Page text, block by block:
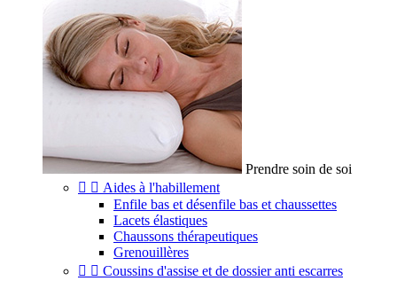
Prendre soin de soi
  Aides à l'habillement
Enfile bas et désenfile bas et chaussettes
Lacets élastiques
Chaussons thérapeutiques
Grenouillères
  Coussins d'assise et de dossier anti escarres